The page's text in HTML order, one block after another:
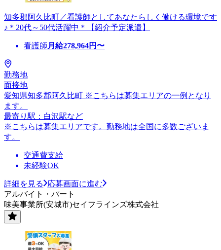
知多郡阿久比町／看護師としてあなたらしく働ける環境です
♪＊20代～50代活躍中＊【紹介予定派遣】
看護師 月給278,964円〜
勤務地
面接地
愛知県知多郡阿久比町 ※こちらは募集エリアの一例となり
ます。
最寄り駅：白沢駅など
※こちらは募集エリアです。勤務地は全国に多数ございま
す。
交通費支給
未経験OK
詳細を見る
応募画面に進む
アルバイト・パート
味美事業所(安城市)セイフラインズ株式会社